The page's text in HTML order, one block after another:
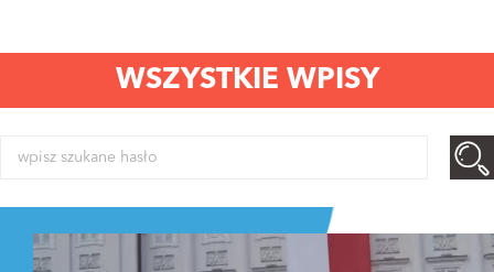
WSZYSTKIE WPISY